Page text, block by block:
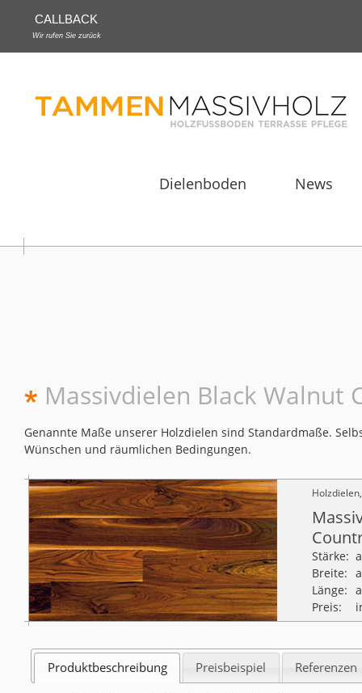
CALLBACK
Wir rufen Sie zurück
Dielenboden News
Massivdielen Black Walnut
Genannte Maße unserer Holzdielen sind Standardmaße.
Wünschen und räumlichen Bedingungen.
Stärke:
Breite:
Länge:
Preis:
Produktbeschreibung Preisbeispiel Referenzen